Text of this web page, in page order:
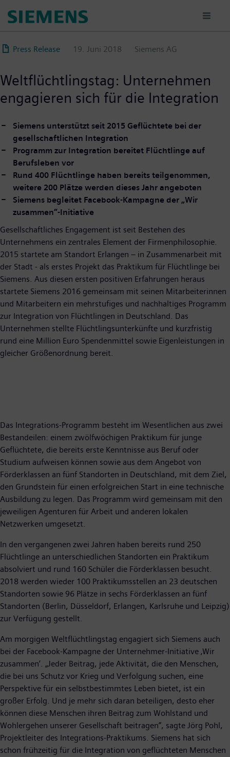
zum
Press Release
19. Juni 2018 Siemens AG
Weltflüchtlingstag: Unternehmen
engagieren sich für die Integration
Siemens unterstützt seit 2015 Geflüchtete bei der
gesellschaftlichen Integration
Programm zur Integration bereitet Flüchtlinge auf
Berufsleben vor
Rund 400 Flüchtlinge haben bereits teilgenommen,
weitere 200 Plätze werden dieses Jahr angeboten
Siemens begleitet Facebook-Kampagne der „Wir
zusammen“-Initiative
Gesellschaftliches Engagement ist seit Bestehen des
Unternehmens ein zentrales Element der Firmenphilosophie.
2015 startete am Standort Erlangen – in Zusammenarbeit mit
der Stadt - als erstes Projekt das Praktikum für Flüchtlinge bei
Siemens. Aus diesen ersten positiven Erfahrungen heraus
startete Siemens 2016 gemeinsam mit seinen Mitarbeiterinnen
und Mitarbeitern ein mehrstufiges und nachhaltiges Programm
zur Integration von Flüchtlingen in Deutschland. Das
Unternehmen stellte Flüchtlingsunterkünfte und kurzfristig
rund eine Million Euro Spendenmittel sowie Eigenleistungen in
gleicher Größenordnung bereit.
Das Integrations-Programm besteht im Wesentlichen aus zwei
Bestandeilen: einem zwölfwöchigen Praktikum für junge
Geflüchtete, die bereits erste Kenntnisse aus Beruf oder
Studium aufweisen können sowie aus dem Angebot von
Förderklassen an fünf Standorten in Deutschland, mit dem Ziel,
den Grundstein für einen erfolgreichen Start in eine technische
Ausbildung zu legen. Das Programm wird gemeinsam mit den
jeweiligen Agenturen für Arbeit und anderen lokalen
Netzwerken umgesetzt.
In den vergangenen zwei Jahren haben bereits rund 250
Flüchtlinge an unterschiedlichen Standorten ein Praktikum
absolviert und rund 160 Schüler die Förderklassen besucht.
2018 werden wieder 100 Praktikumsstellen an 23 deutschen
Standorten sowie 96 Plätze in sechs Förderklassen an fünf
Standorten (Berlin, Düsseldorf, Erlangen, Karlsruhe und Leipzig)
zur Verfügung gestellt.
Am morgigen Weltflüchtlingstag engagiert sich Siemens auch
bei der Facebook-Kampagne der Unternehmer-Initiative ‚Wir
zusammen‘. „Jeder Beitrag, jede Aktivität, die den Menschen,
die bei uns Schutz vor Krieg und Verfolgung suchen, eine
Perspektive für ein selbstbestimmtes Leben bietet, ist ein
großer Erfolg. Und je mehr sich daran beteiligen, desto eher
können diese Menschen ihren Beitrag zum Wohlstand und
Wohlergehen unserer Gesellschaft beitragen“, sagte Jörg Pohl,
Projektleiter des Integrations-Praktikums. Siemens hat sich
schon frühzeitig für die Integration von geflüchteten Menschen